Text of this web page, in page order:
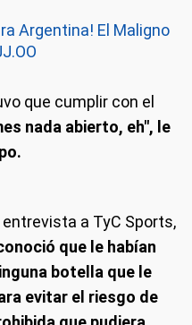
Argentina! El Maligno
que cumplir con el
nada abierto, eh", le
a TyC Sports,
que le habían
botella que le
evitar el riesgo de